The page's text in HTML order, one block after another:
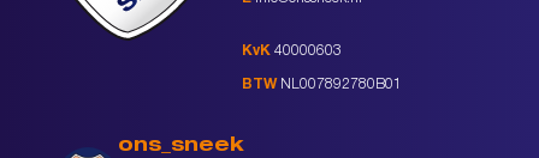
KvK 40000603
BTW NL007892780B01
ons_sneek